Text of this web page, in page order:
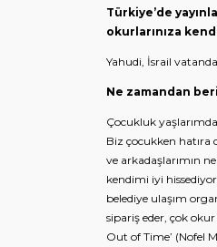
Türkiye’de
okurlarınıza
Yahudi, İsrail
Ne zamandan
Çocukluk
Biz çocukken hatıra
ve arkadaşlarımın
kendimi iyi
belediye ulaşım
sipariş eder, çok
Out of Time’ (Nofel